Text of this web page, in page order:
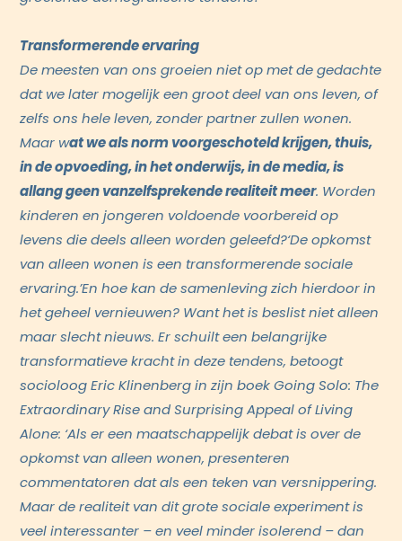
Transformerende ervaring
De meesten van ons groeien niet op met de gedachte
dat we later mogelijk een groot deel van ons leven, of
zelfs ons hele leven, zonder partner zullen wonen.
Maar wat we als norm voorgeschoteld krijgen, thuis,
in de opvoeding, in het onderwijs, in de media, is
allang geen vanzelfsprekende realiteit meer. Worden
kinderen en jongeren voldoende voorbereid op
levens die deels alleen worden geleefd?‘De opkomst
van alleen wonen is een transformerende sociale
ervaring.’En hoe kan de samenleving zich hierdoor in
het geheel vernieuwen? Want het is beslist niet alleen
maar slecht nieuws. Er schuilt een belangrijke
transformatieve kracht in deze tendens, betoogt
socioloog Eric Klinenberg in zijn boek Going Solo: The
Extraordinary Rise and Surprising Appeal of Living
Alone: ‘Als er een maatschappelijk debat is over de
opkomst van alleen wonen, presenteren
commentatoren dat als een teken van versnippering.
Maar de realiteit van dit grote sociale experiment is
veel interessanter – en veel minder isolerend – dan